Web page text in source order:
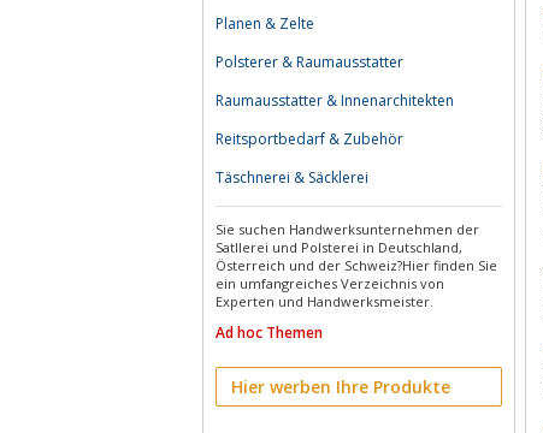
Planen & Zelte
Polsterer & Raumausstatter
Raumausstatter & Innenarchitekten
Reitsportbedarf & Zubehör
Täschnerei & Säcklerei
Sie suchen Handwerksunternehmen der
Satllerei und Polsterei in Deutschland,
Österreich und der Schweiz?Hier finden Sie
ein umfangreiches Verzeichnis von
Experten und Handwerksmeister.
Ad hoc Themen
Hier werben Ihre Produkte